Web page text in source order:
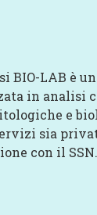
BIO-LAB è
in analisi
e
sia
con il SSN.